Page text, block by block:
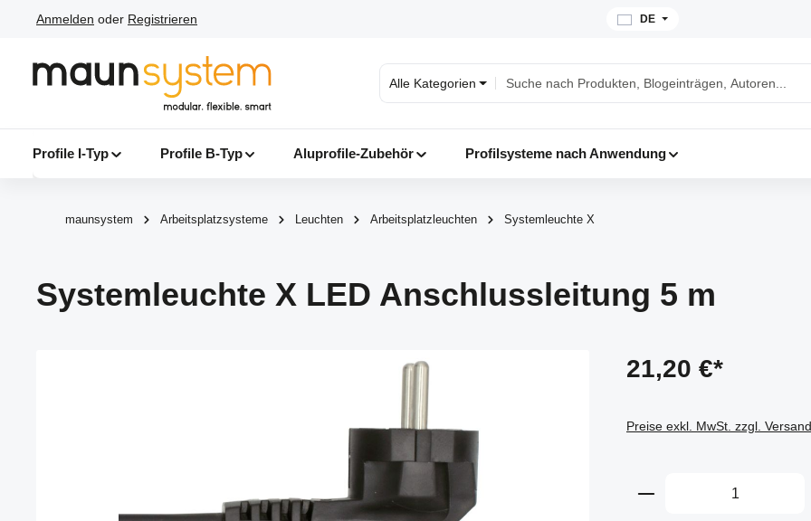
Hauptinhalt springen
Zur Suche springen
Zur Hauptnavigation springen
Anmelden oder Registrieren DE
Alle Kategorien
Profile I-Typ Profile B-Typ Aluprofile-Zubehör Profilsysteme nach Anwendung
maunsystem Arbeitsplatzsysteme Leuchten Arbeitsplatzleuchten Systemleuchte X
Systemleuchte X LED Anschlussleitung 5 m
21,20 €*
Preise exkl. MwSt. zzgl.
Produkt Anzahl: